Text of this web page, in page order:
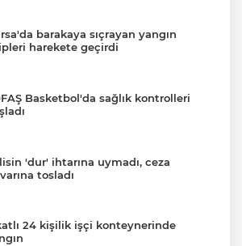
barakaya sıçrayan yangın
harekete geçirdi
Basketbol'da sağlık kontrolleri
'dur' ihtarına uymadı, ceza
tosladı
24 kişilik işçi konteynerinde